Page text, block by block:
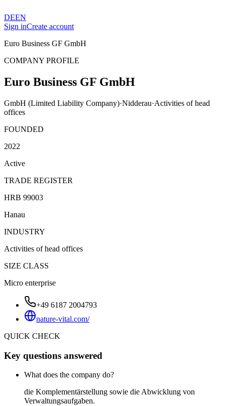
DEEN
Sign inCreate account
Euro Business GF GmbH
COMPANY PROFILE
Euro Business GF GmbH
GmbH (Limited Liability Company)·Nidderau·Activities of head
offices
FOUNDED
2022
Active
TRADE REGISTER
HRB 99003
Hanau
INDUSTRY
Activities of head offices
SIZE CLASS
Micro enterprise
+49 6187 2004793
nature-vital.com/
QUICK CHECK
Key questions answered
What does the company do?
die Komplementärstellung sowie die Abwicklung von
Verwaltungsaufgaben.